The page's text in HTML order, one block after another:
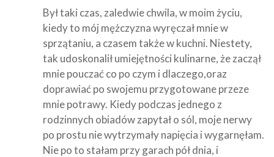
Był taki czas, zaledwie chwila, w moim życiu,
kiedy to mój mężczyzna wyręczał mnie w
sprzątaniu, a czasem także w kuchni. Niestety,
tak udoskonalił umiejętności kulinarne, że zaczął
mnie pouczać co po czym i dlaczego,oraz
doprawiać po swojemu przygotowane przeze
mnie potrawy. Kiedy podczas jednego z
rodzinnych obiadów zapytał o sól, moje nerwy
po prostu nie wytrzymały napięcia i wygarnęłam.
Nie po to stałam przy garach pół dnia, i